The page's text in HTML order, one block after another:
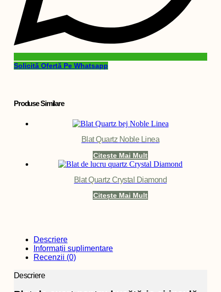
Solicită Ofertă Pe Whatsapp
Produse Similare
Blat Quartz Noble Linea
Citește Mai Mult
Blat Quartz Crystal Diamond
Citește Mai Mult
Descriere
Informații suplimentare
Recenzii (0)
Descriere